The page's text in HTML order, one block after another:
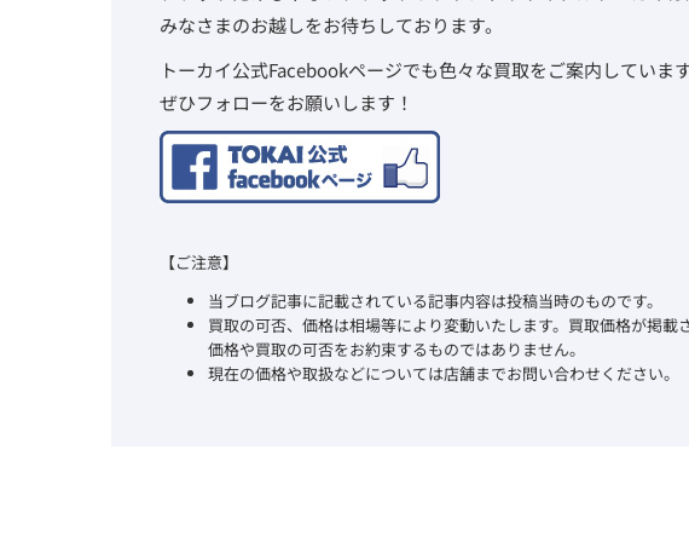
みなさまのお越しをお待ちしております。
トーカイ公式Facebookページでも色々な買取をご案内しています
ぜひフォローをお願いします！
【ご注意】
当ブログ記事に記載されている記事内容は投稿当時のものです。
買取の可否、価格は相場等により変動いたします。買取価格が掲
価格や買取の可否をお約束するものではありません。
現在の価格や取扱などについては店舗までお問い合わせください。